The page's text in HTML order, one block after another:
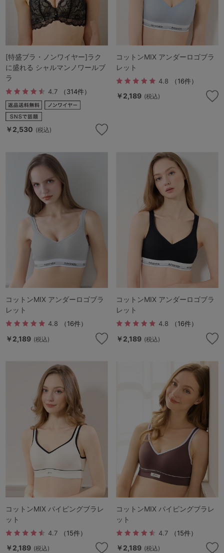
[特盛ブラ・ノンワイヤー]ラク
に盛れる シャルマンノワールブ
ラ
4.7 （314件）
￥2,530 (税込)
コットンMIX アンダーロゴブラ
レット
4.8 （16件）
￥2,189 (税込)
コットンMIX アンダーロゴブラ
レット
4.8 （16件）
￥2,189 (税込)
コットンMIX アンダーロゴブラ
レット
4.8 （16件）
￥2,189 (税込)
コットンMIX パイピングブラレ
ット
4.7 （15件）
￥2,189 (税込)
コットンMIX パイピングブラレ
ット
4.7 （15件）
￥2,189 (税込)